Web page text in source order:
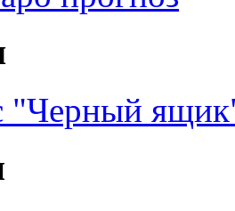
"Черный